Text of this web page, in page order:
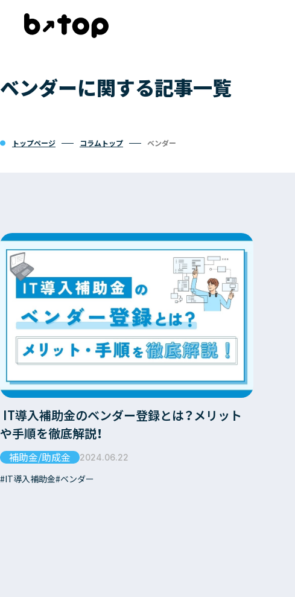
ベンダーに関する記事一覧
トップページ コラムトップ ベンダー
IT導入補助金のベンダー登録とは？メリット
や手順を徹底解説！
補助金/助成金 2024.06.22
IT導入補助金 ベンダー